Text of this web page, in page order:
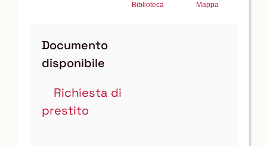
Mappa
Biblioteca
Documento
disponibile
Richiesta di
prestito